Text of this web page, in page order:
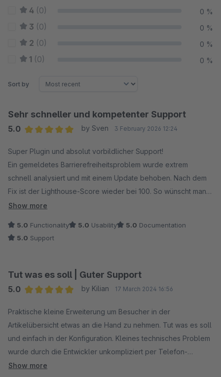
4 (0) 0 %
3 (0) 0 %
2 (0) 0 %
1 (0) 0 %
Sort by
Sehr schneller und kompetenter Support
5.0
by Sven 3 February 2026 12:24
Super Plugin und absolut vorbildlicher Support!
Ein gemeldetes Barrierefreiheitsproblem wurde extrem
schnell analysiert und mit einem Update behoben. Nach dem
Fix ist der Lighthouse-Score wieder bei 100. So wünscht man
sich Support – klare Empfehlung!
Show more
5.0 Functionality 5.0 Usability 5.0 Documentation
5.0 Support
Tut was es soll | Guter Support
5.0
by Kilian 17 March 2024 16:56
Praktische kleine Erweiterung um Besucher in der
Artikelübersicht etwas an die Hand zu nehmen. Tut was es soll
und einfach in der Konfiguration. Kleines technisches Problem
wurde durch die Entwickler unkompliziert per Telefon-
Support innerhalb von 10 Minuten durch eine Aktualisierung
Show more